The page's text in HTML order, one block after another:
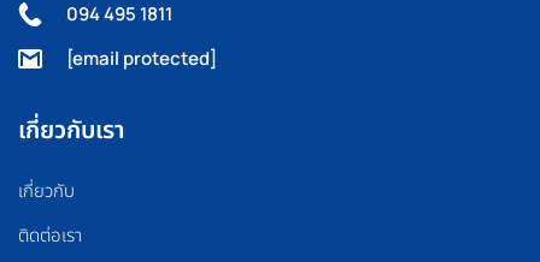
094 495 1811
[email protected]
เกี่ยวกับเรา
เกี่ยวกับ
ติดต่อเรา